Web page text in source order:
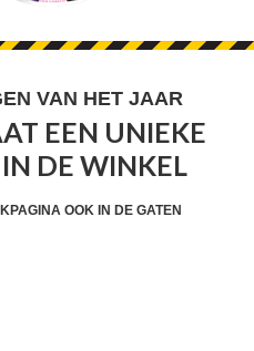
VAN HET JAAR
EEN UNIEKE
DE WINKEL
OOK IN DE GATEN